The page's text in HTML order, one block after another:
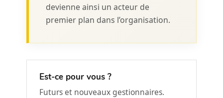
devienne ainsi un acteur de
premier plan dans l’organisation.
Est-ce pour vous ?
Futurs et nouveaux gestionnaires.